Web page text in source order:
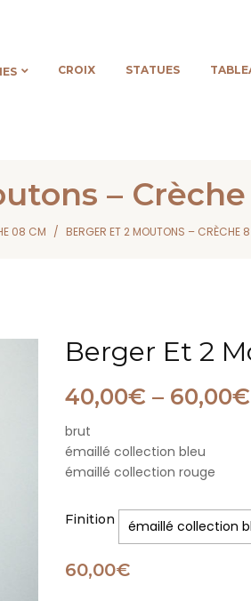
CROIX STATUES
–
08 CM BERGER ET 2 MOUTONS – CRÈCHE
Berger Et 2
40,00€ – 60,00€
brut
émaillé collection bleu
émaillé collection rouge
Finition
60,00€